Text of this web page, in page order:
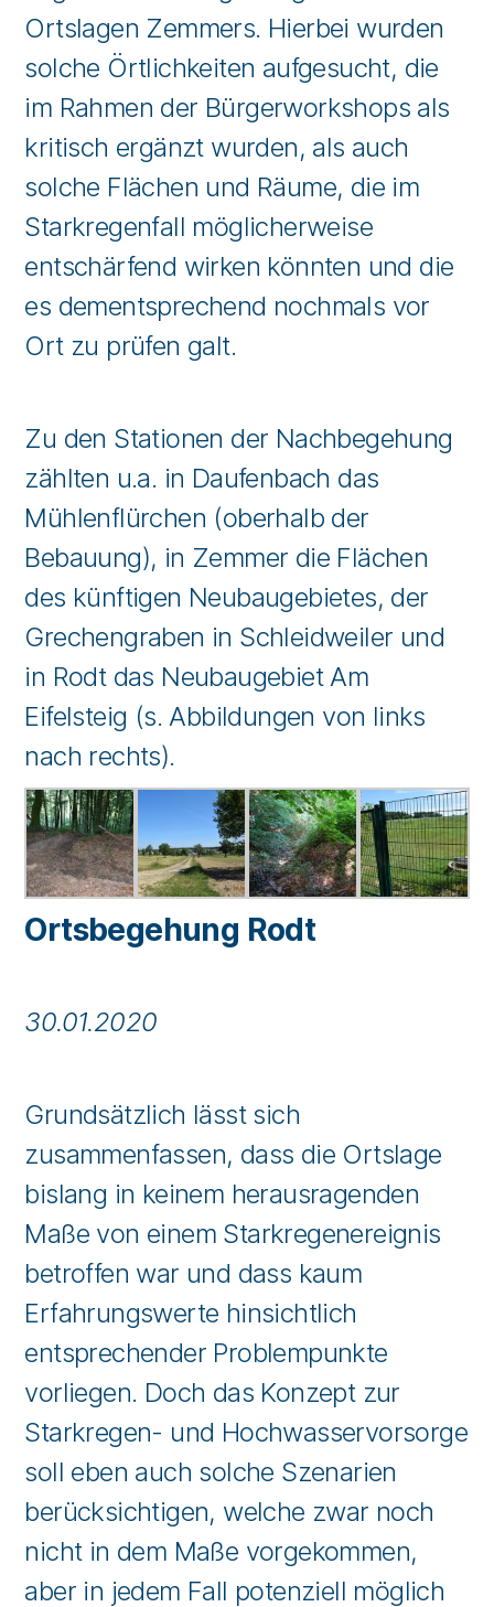
Ortslagen Zemmers. Hierbei wurden
solche Örtlichkeiten aufgesucht, die
im Rahmen der Bürgerworkshops als
kritisch ergänzt wurden, als auch
solche Flächen und Räume, die im
Starkregenfall möglicherweise
entschärfend wirken könnten und die
es dementsprechend nochmals vor
Ort zu prüfen galt.
Zu den Stationen der Nachbegehung
zählten u.a. in Daufenbach das
Mühlenflürchen (oberhalb der
Bebauung), in Zemmer die Flächen
des künftigen Neubaugebietes, der
Grechengraben in Schleidweiler und
in Rodt das Neubaugebiet Am
Eifelsteig (s. Abbildungen von links
nach rechts).
Ortsbegehung Rodt
30.01.2020
Grundsätzlich lässt sich
zusammenfassen, dass die Ortslage
bislang in keinem herausragenden
Maße von einem Starkregenereignis
betroffen war und dass kaum
Erfahrungswerte hinsichtlich
entsprechender Problempunkte
vorliegen. Doch das Konzept zur
Starkregen- und Hochwasservorsorge
soll eben auch solche Szenarien
berücksichtigen, welche zwar noch
nicht in dem Maße vorgekommen,
aber in jedem Fall potenziell möglich